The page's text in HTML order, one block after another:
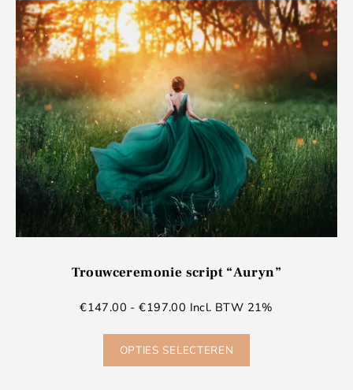
Trouwceremonie script “Auryn”
€147.00 - €197.00 Incl. BTW 21%
OPTIES SELECTEREN